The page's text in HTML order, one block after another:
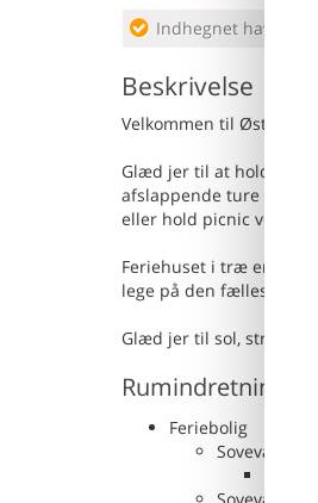
Indhegnet have
Beskrivelse
Velkommen til
Glæd jer til at holde
afslappende ture på de
eller hold picnic ved
Feriehuset i træ er
lege på den fælles
Glæd jer til sol, strand
Rumindretning
Feriebolig